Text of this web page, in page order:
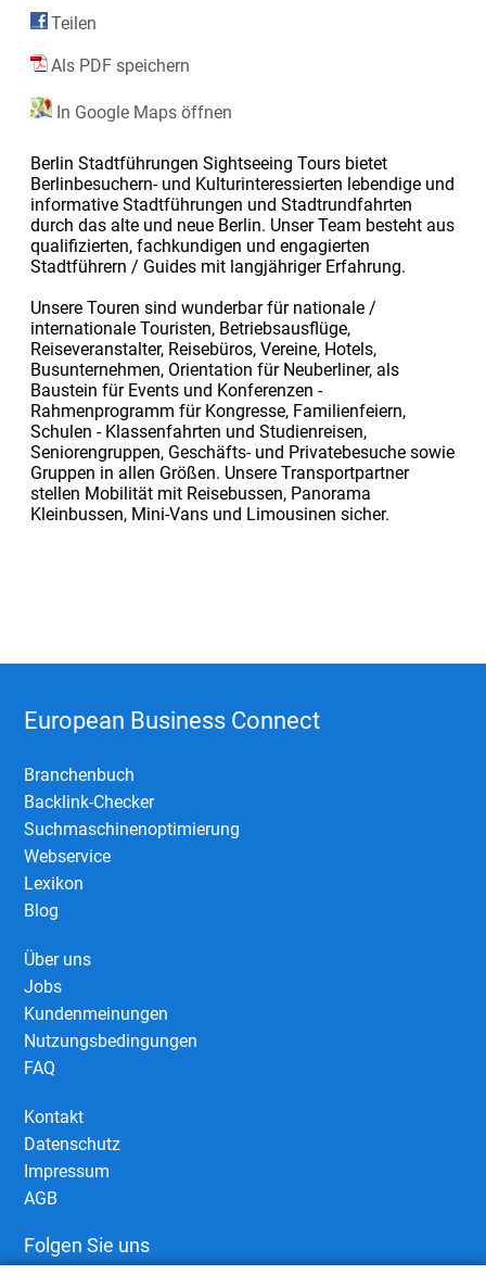
Teilen
Als PDF speichern
In Google Maps öffnen
Berlin Stadtführungen Sightseeing Tours bietet
Berlinbesuchern- und Kulturinteressierten lebendige und
informative Stadtführungen und Stadtrundfahrten
durch das alte und neue Berlin. Unser Team besteht aus
qualifizierten, fachkundigen und engagierten
Stadtführern / Guides mit langjähriger Erfahrung.
Unsere Touren sind wunderbar für nationale /
internationale Touristen, Betriebsausflüge,
Reiseveranstalter, Reisebüros, Vereine, Hotels,
Busunternehmen, Orientation für Neuberliner, als
Baustein für Events und Konferenzen -
Rahmenprogramm für Kongresse, Familienfeiern,
Schulen - Klassenfahrten und Studienreisen,
Seniorengruppen, Geschäfts- und Privatebesuche sowie
Gruppen in allen Größen. Unsere Transportpartner
stellen Mobilität mit Reisebussen, Panorama
Kleinbussen, Mini-Vans und Limousinen sicher.
European Business Connect
Branchenbuch
Backlink-Checker
Suchmaschinenoptimierung
Webservice
Lexikon
Blog
Über uns
Jobs
Kundenmeinungen
Nutzungsbedingungen
FAQ
Kontakt
Datenschutz
Impressum
AGB
Folgen Sie uns